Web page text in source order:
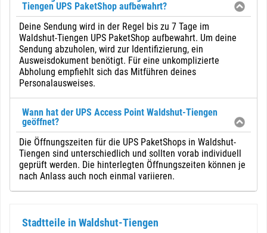
Tiengen UPS PaketShop aufbewahrt?
Deine Sendung wird in der Regel bis zu 7 Tage im
Waldshut-Tiengen UPS PaketShop aufbewahrt. Um deine
Sendung abzuholen, wird zur Identifizierung, ein
Ausweisdokument benötigt. Für eine unkomplizierte
Abholung empfiehlt sich das Mitführen deines
Personalausweises.
Wann hat der UPS Access Point Waldshut-Tiengen
geöffnet?
Die Öffnungszeiten für die UPS PaketShops in Waldshut-
Tiengen sind unterschiedlich und sollten vorab individuell
geprüft werden. Die hinterlegten Öffnungszeiten können je
nach Anlass auch noch einmal variieren.
Stadtteile in Waldshut-Tiengen